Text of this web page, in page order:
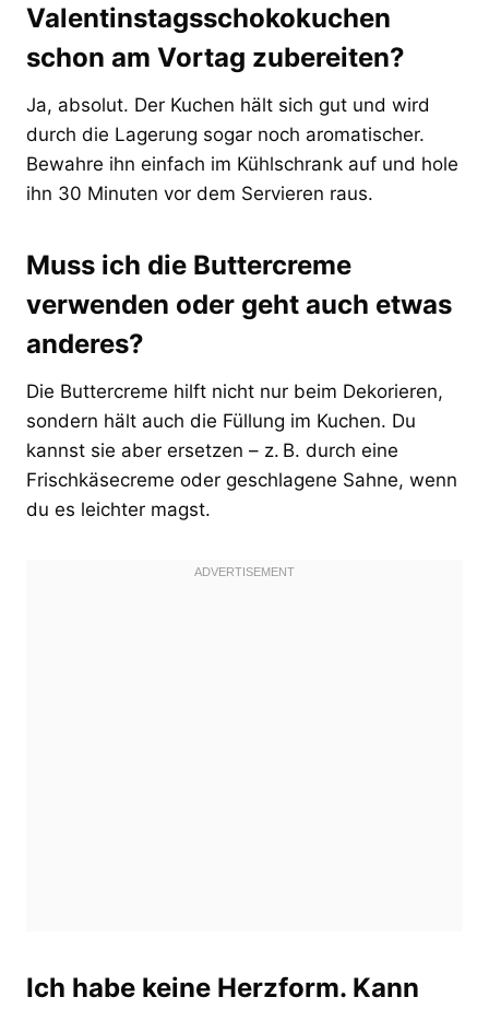
Valentinstagsschokokuchen
schon am Vortag zubereiten?
Ja, absolut. Der Kuchen hält sich gut und wird
durch die Lagerung sogar noch aromatischer.
Bewahre ihn einfach im Kühlschrank auf und hole
ihn 30 Minuten vor dem Servieren raus.
Muss ich die Buttercreme
verwenden oder geht auch etwas
anderes?
Die Buttercreme hilft nicht nur beim Dekorieren,
sondern hält auch die Füllung im Kuchen. Du
kannst sie aber ersetzen – z. B. durch eine
Frischkäsecreme oder geschlagene Sahne, wenn
du es leichter magst.
Ich habe keine Herzform. Kann